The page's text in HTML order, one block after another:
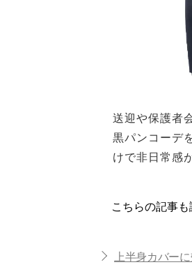
送迎や保護者
黒パンコーデ
けで非日常感
こちらの記事
上半身カバー